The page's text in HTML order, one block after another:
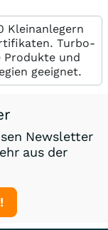
Kleinanlegern
Turbo-
und
geeignet.
Newsletter
aus der